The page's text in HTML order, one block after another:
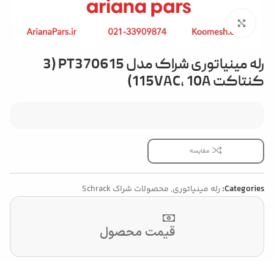
رله مینیاتوری شراک مدل PT370615 (3
کنتاکت 115VAC، 10A)
مقایسه
Categories: رله مینیاتوری, محصولات شراک Schrack
قیمت محصول